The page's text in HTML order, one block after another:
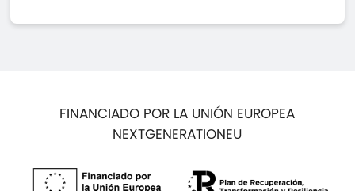
FINANCIADO POR LA UNIÓN EUROPEA
NEXTGENERATIONEU